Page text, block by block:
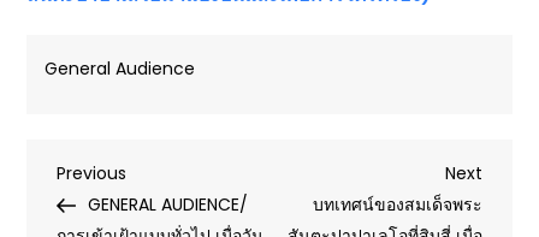
General Audience
Post
Previous
Post
Previous
GENERAL AUDIENCE/
Next
Post
Next
บทเทศน์ของสมเด็จพระ